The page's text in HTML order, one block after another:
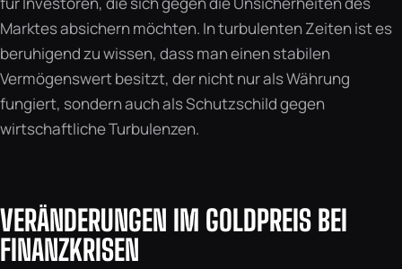
Marktes absichern möchten. In turbulenten Zeiten ist es
beruhigend zu wissen, dass man einen stabilen
Vermögenswert besitzt, der nicht nur als Währung
fungiert, sondern auch als Schutzschild gegen
wirtschaftliche Turbulenzen.
VERÄNDERUNGEN IM GOLDPREIS BEI
FINANZKRISEN